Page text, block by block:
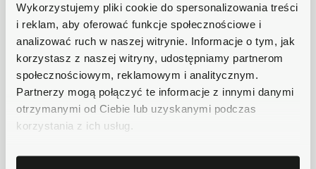
Wykorzystujemy pliki cookie do spersonalizowania treści
i reklam, aby oferować funkcje społecznościowe i
analizować ruch w naszej witrynie. Informacje o tym, jak
korzystasz z naszej witryny, udostępniamy partnerom
społecznościowym, reklamowym i analitycznym.
Partnerzy mogą połączyć te informacje z innymi danymi
otrzymanymi od Ciebie lub uzyskanymi podczas
korzystania z ich usług.
Opis
Krótki opis
Szczegóły produktu